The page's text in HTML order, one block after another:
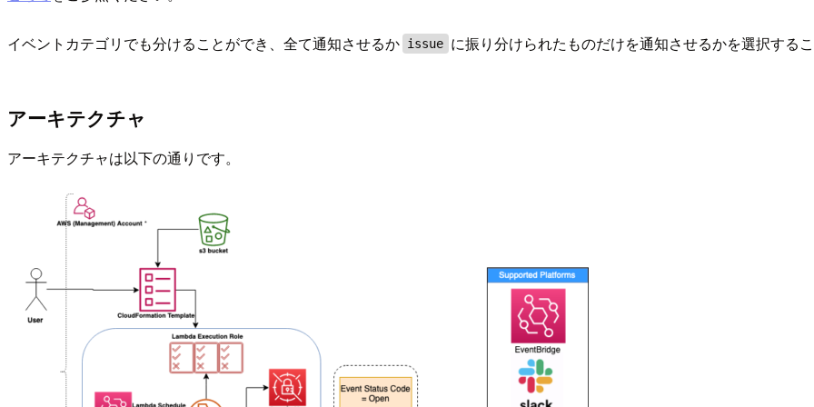
イベントカテゴリでも分けることができ、全て通知させるか issue に振り分けられたものだけを通知させるかを選択するこ
アーキテクチャ
アーキテクチャは以下の通りです。